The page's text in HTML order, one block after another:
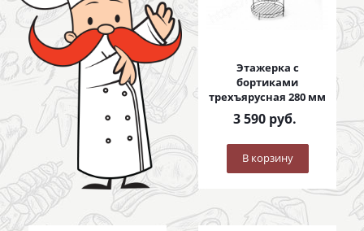
Этажерка с
бортиками
трехъярусная 280 мм
3 590руб.
В корзину